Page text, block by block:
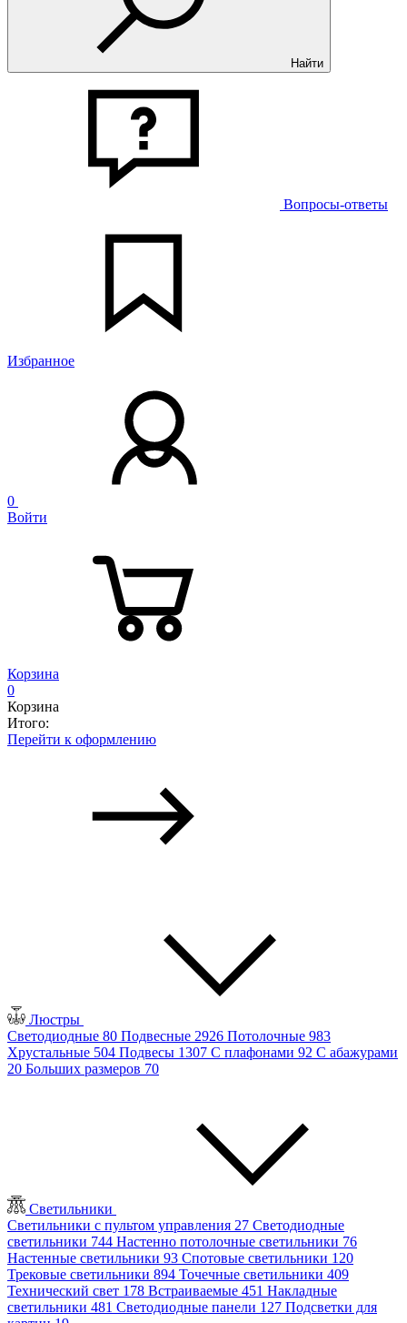
Найти
Вопросы-ответы
Избранное
0
Войти
Корзина
0
Корзина
Итого:
Перейти к оформлению
Люстры
Светодиодные 80 Подвесные 2926 Потолочные 983
Хрустальные 504 Подвесы 1307 С плафонами 92 С абажурами
20 Больших размеров 70
Светильники
Светильники с пультом управления 27 Светодиодные
светильники 744 Настенно потолочные светильники 76
Настенные светильники 93 Спотовые светильники 120
Трековые светильники 894 Точечные светильники 409
Технический свет 178 Встраиваемые 451 Накладные
светильники 481 Светодиодные панели 127 Подсветки для